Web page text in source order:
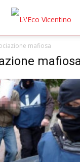
mafiosa